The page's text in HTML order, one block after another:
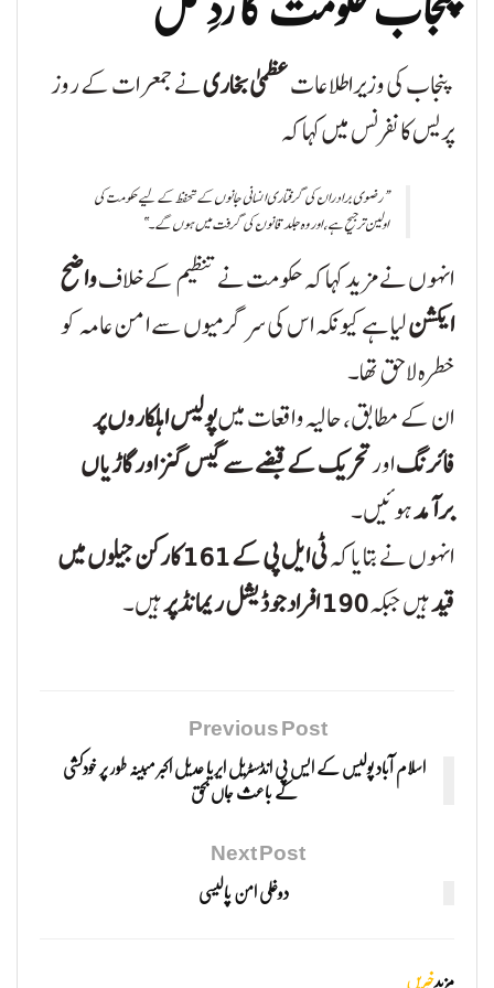
پنجاب حکومت کا ردِعمل
پنجاب کی وزیراطلاعاتعظمیٰ بخارینے جمعرات کے روز
پریس کانفرنس میں کہا کہ
“رضوی برادران کی گرفتاری انسانی جانوں کے تحفظ کے لیے حکومت کی
اولین ترجیح ہے، اور وہ جلد قانون کی گرفت میں ہوں گے۔”
انہوں نے مزید کہا کہ حکومت نے تنظیم کے خلافواضح
ایکشنلیا ہے کیونکہ اس کی سرگرمیوں سے امن عامہ کو
خطرہ لاحق تھا۔
ان کے مطابق، حالیہ واقعات میںپولیس اہلکاروں پر
فائرنگاورتحریک کے قبضے سے گیس گنز اور گاڑیاں
برآمدہوئیں۔
انہوں نے بتایا کہ
ٹی ایل پی کے 161 کارکن جیلوں میں
قیدہیں جبکہ190 افراد جوڈیشل ریمانڈ پر ہیں۔
Previous Post
اسلام آباد پولیس کے ایس پی انڈسٹریل ایریا عدیل اکبر مبینہ طور پر خودکشی
کے باعث جاں بحق
Next Post
دوغلی امن پالیسی
مزیدخبریں